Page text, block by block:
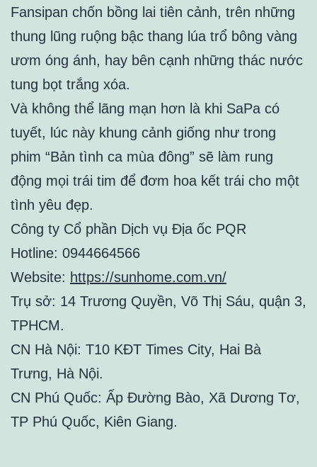
Fansipan chốn bồng lai tiên cảnh, trên những
thung lũng ruộng bậc thang lúa trổ bông vàng
ươm óng ánh, hay bên cạnh những thác nước
tung bọt trắng xóa.
Và không thể lãng mạn hơn là khi SaPa có
tuyết, lúc này khung cảnh giống như trong
phim “Bản tình ca mùa đông” sẽ làm rung
động mọi trái tim để đơm hoa kết trái cho một
tình yêu đẹp.
Công ty Cổ phần Dịch vụ Địa ốc PQR
Hotline: 0944664566
Website: https://sunhome.com.vn/
Trụ sở: 14 Trương Quyền, Võ Thị Sáu, quận 3,
TPHCM.
CN Hà Nội: T10 KĐT Times City, Hai Bà
Trưng, Hà Nội.
CN Phú Quốc: Ấp Đường Bào, Xã Dương Tơ,
TP Phú Quốc, Kiên Giang.